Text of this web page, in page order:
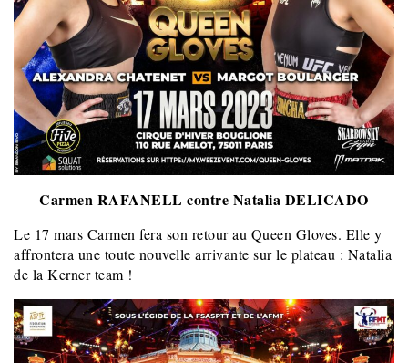
Carmen RAFANELL contre Natalia DELICADO
Le 17 mars Carmen fera son retour au Queen Gloves. Elle y
affrontera une toute nouvelle arrivante sur le plateau : Natalia
de la Kerner team !